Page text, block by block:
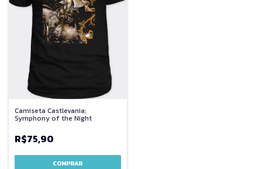
Camiseta Castlevania:
Symphony of the Night
R$75,90
COMPRAR